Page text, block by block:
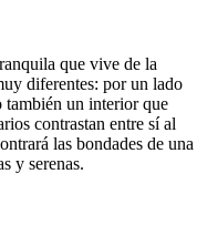
que vive de la
diferentes: por un lado
también un interior que
contrastan entre sí al
las bondades de una
y serenas.